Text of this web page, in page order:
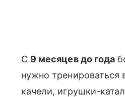
С 9 месяцев до года
нужно тренироваться
качели, игрушки-